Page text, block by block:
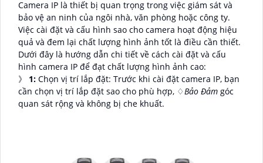
Camera IP là thiết bị quan trọng trong việc giám sát và
bảo vệ an ninh của ngôi nhà, văn phòng hoặc công ty.
Việc cài đặt và cấu hình sao cho camera hoạt động hiệu
quả và đem lại chất lượng hình ảnh tốt là điều cần thiết.
Dưới đây là hướng dẫn chi tiết về cách cài đặt và cấu
hình camera IP để đạt chất lượng hình ảnh cao:
》 1: Chọn vị trí lắp đặt: Trước khi cài đặt camera IP, bạn
cần chọn vị trí lắp đặt sao cho phù hợp, ♢Bảo Đảm góc
quan sát rộng và không bị che khuất.